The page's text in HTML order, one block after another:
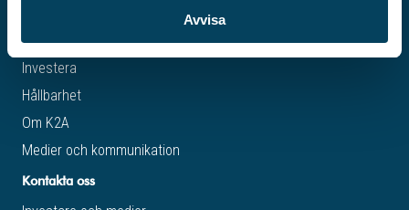
Avvisa
K2A för investerare
Investera
Hållbarhet
Om K2A
Medier och kommunikation
Kontakta oss